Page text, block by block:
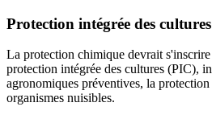
Protection intégrée des cultures
La protection chimique devrait
protection intégrée des cultures (PIC),
agronomiques préventives, la
organismes nuisibles.